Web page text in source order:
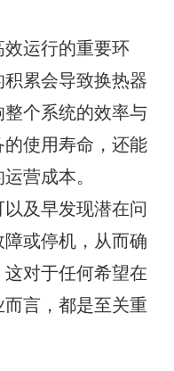
运行的重要环
累会导致换热器
个系统的效率与
使用寿命，还能
营成本。
及早发现潜在问
或停机，从而确
对于任何希望在
言，都是至关重